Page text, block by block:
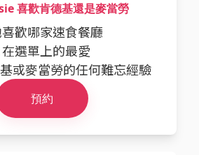
喜歡肯德基還是麥當勞
歡哪家速食餐廳
選單上的最愛
或麥當勞的任何難忘經驗
預約